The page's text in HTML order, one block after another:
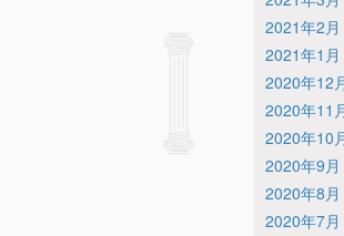
2021年2月
2021年1月
2020年12
2020年11
2020年10
2020年9月
2020年8月
2020年7月